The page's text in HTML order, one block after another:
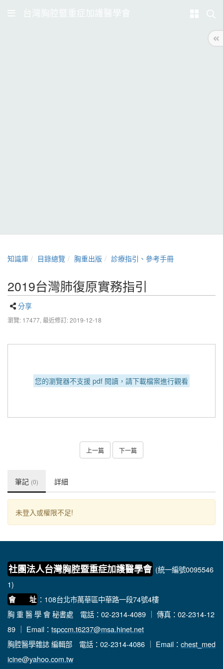
台灣胸腔暨重症加護醫學會
知識庫 目錄總覽 胸重出版 診療指引、參考手冊
2019台灣肺復原實務指引
分享
瀏覽: 17477, 最近修訂: 2019-12-18
您的瀏覽器不支援 pdf 閱讀，請下載檔案進行觀看
上一篇 下一篇
筆記 (0) 詳細
未登入或權限不足!
社團法人台灣胸腔暨重症加護醫學會 (統一編號0095546
1)
會 址 ：108台北市萬華區中華路一段74號4樓
胸 重 醫 學 會 秘書處 電話：02-2314-4089 ｜ 傳真：02-2314-12
89 ｜ Email： tspccm.t6237@msa.hinet.net
胸腔醫學雜誌 編輯部 電話：02-2314-4086 ｜ Email： chest_med
icine@yahoo.com.tw